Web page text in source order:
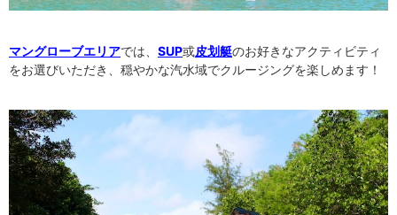
マングローブエリアでは、 SUP或皮划艇のお好きなアクティビティ
をお選びいただき、穏やかな汽水域でクルージングを楽しめます！